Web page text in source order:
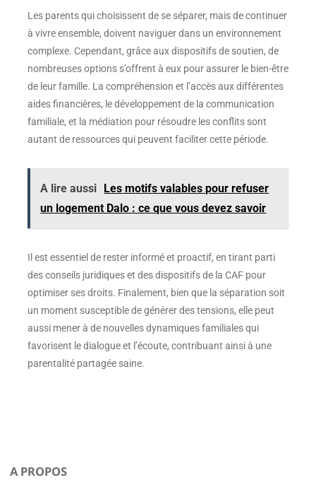
Les parents qui choisissent de se séparer, mais de continuer
à vivre ensemble, doivent naviguer dans un environnement
complexe. Cependant, grâce aux dispositifs de soutien, de
nombreuses options s’offrent à eux pour assurer le bien-être
de leur famille. La compréhension et l’accès aux différentes
aides financières, le développement de la communication
familiale, et la médiation pour résoudre les conflits sont
autant de ressources qui peuvent faciliter cette période.
A lire aussi
Les motifs valables pour refuser
un logement Dalo : ce que vous devez savoir
Il est essentiel de rester informé et proactif, en tirant parti
des conseils juridiques et des dispositifs de la CAF pour
optimiser ses droits. Finalement, bien que la séparation soit
un moment susceptible de générer des tensions, elle peut
aussi mener à de nouvelles dynamiques familiales qui
favorisent le dialogue et l’écoute, contribuant ainsi à une
parentalité partagée saine.
A PROPOS